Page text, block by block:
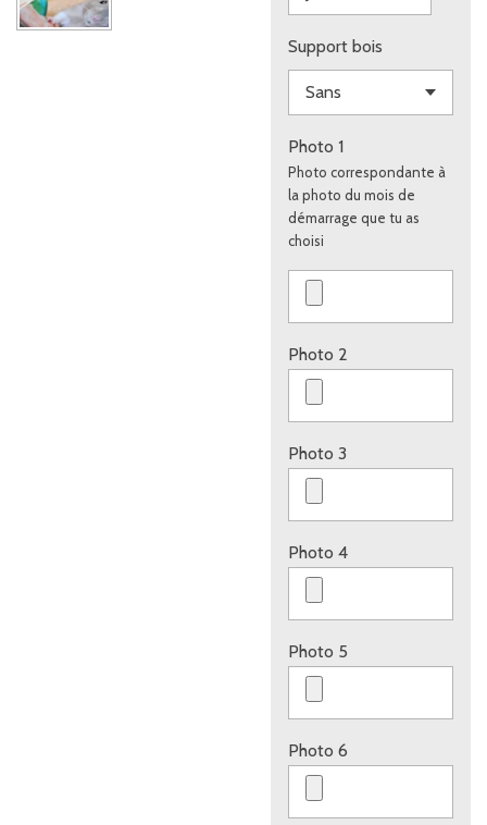
Support bois
Photo 1
Photo correspondante à
la photo du mois de
démarrage que tu as
choisi
Photo 2
Photo 3
Photo 4
Photo 5
Photo 6